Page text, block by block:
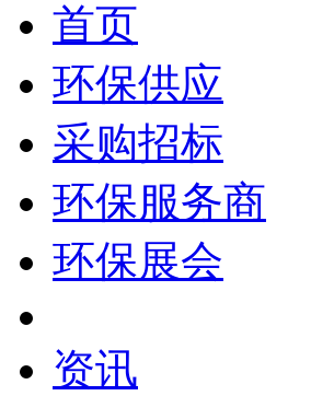
首页
环保供应
采购招标
环保服务商
环保展会
资讯